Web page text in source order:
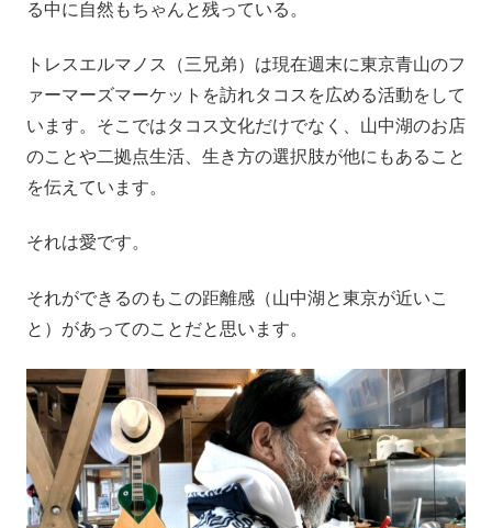
る中に自然もちゃんと残っている。
トレスエルマノス（三兄弟）は現在週末に東京青山のフ
ァーマーズマーケットを訪れタコスを広める活動をして
います。そこではタコス文化だけでなく、山中湖のお店
のことや二拠点生活、生き方の選択肢が他にもあること
を伝えています。
それは愛です。
それができるのもこの距離感（山中湖と東京が近いこ
と）があってのことだと思います。